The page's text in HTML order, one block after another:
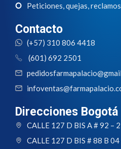
Peticiones, quejas,
Contacto
(+57) 310 806 4418
(601) 692 2501
Direcciones Bogotá
CALLE 127 D BIS A # 92 –
CALLE 127 D BIS # 88 B 04